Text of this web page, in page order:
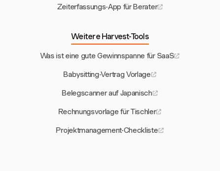
Zeiterfassungs-App für Berater
Weitere Harvest-Tools
Was ist eine gute Gewinnspanne für SaaS
Babysitting-Vertrag Vorlage
Belegscanner auf Japanisch
Rechnungsvorlage für Tischler
Projektmanagement-Checkliste